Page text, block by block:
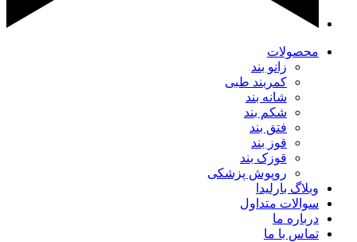
محصولات
زانو بند
کمربند طبی
شانه بند
شکم بند
فتق بند
قوز بند
قوزک بند
روپوش پزشکی
وبلاگ بارلیدا
سوالات متداول
درباره ما
تماس با ما